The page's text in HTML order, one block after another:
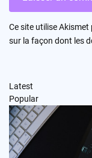
Ce site utilise
sur la façon dont les
Latest
Popular